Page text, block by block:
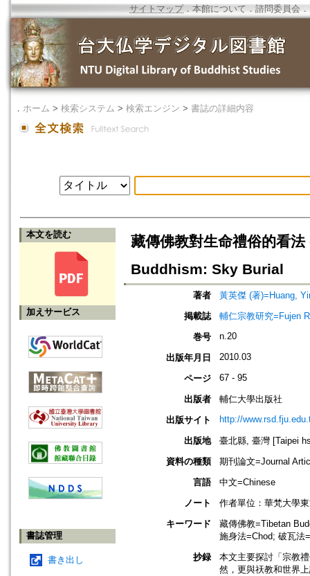
サイトマップ．本館について ． 諮問委員会 ．
． ホーム > 検索システム > 検索エンジン > 書誌の詳細内容
本文を読む
加えサービス
書誌管理
書き出し
藏傳佛教對生命禮俗的看
Buddhism: Sky Burial
著者
黃英傑 (著)=Huang,
掲載誌
輔仁宗教研究=Fujen
巻号
n.20
出版年月日 2010.03
ページ 67 - 95
出版者
輔仁大學出版社
出版サイト
http://
出版地
臺北縣, 臺灣 [Taipei
資料の種類
期刊論文=Journal
言語
中文=Chinese
ノート
作者單位：華梵大學
キーワード
藏傳佛教=Tibetan
施身法=Chod; 破瓦法
抄録
本文主要探討「宗教
然，更與祆教和世界